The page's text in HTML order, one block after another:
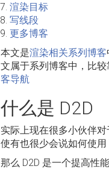
渲染目标
写线段
更多博客
本文是渲染相关系列博客
文属于系列博客中，比
客导航
什么是 D2D
实际上现在很多小伙伴
使有也很少会说如何使用
那么 D2D 是一个提高性